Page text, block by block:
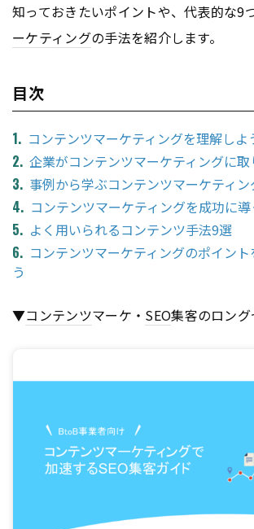
知っておきたいポイントや、代表的な9
ーケティングの手法を紹介します。
目次
コンテンツマーケティングを理解しよ
企業がコンテンツマーケティングに
事例から学ぶコンテンツマーケティン
コンテンツマーケティングを成功に
よく用いられるコンテンツ手法9選
コンテンツマーケティングのポイン
う
▼コンテンツマーケ・ SEO集客のロング